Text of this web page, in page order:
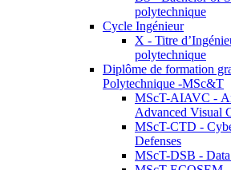
polytechnique
Cycle Ingénieur
X - Titre
polytechnique
Diplôme de formation
Polytechnique -MSc&T
MScT-AIAVC -
Advanced Visual
MScT-CTD -
Defenses
MScT-DSB -